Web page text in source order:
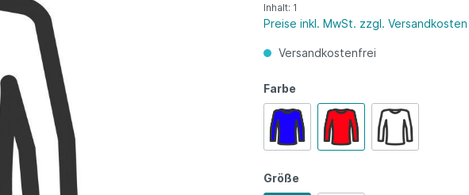
Inhalt: 1
Preise inkl. MwSt. zzgl. Versandkosten
Versandkostenfrei
Farbe
Größe